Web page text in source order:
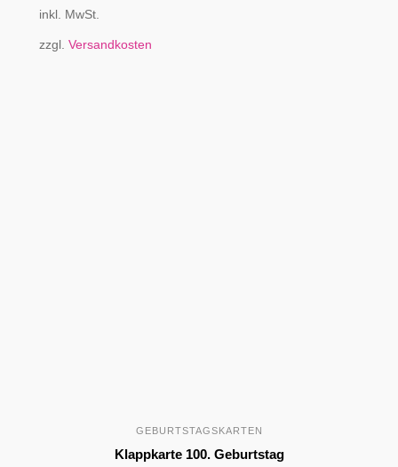
inkl. MwSt.
zzgl. Versandkosten
GEBURTSTAGSKARTEN
Klappkarte 100. Geburtstag